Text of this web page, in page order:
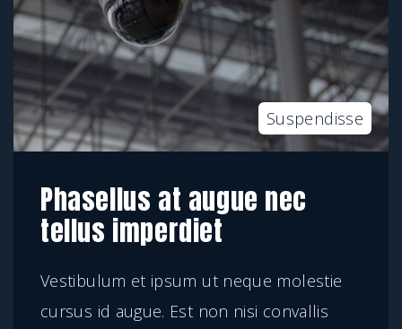
Suspendisse
Phasellus at augue nec
tellus imperdiet
Vestibulum et ipsum ut neque molestie
cursus id augue. Est non nisi convallis